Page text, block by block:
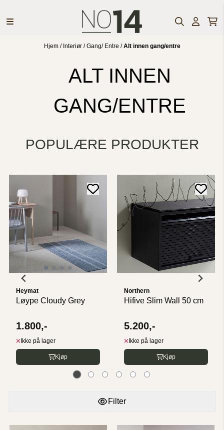
Hjem / Interiør /Gang/ Entre /Alt innen gang/entre
ALT INNEN
GANG/ENTRE
POPULÆRE PRODUKTER
Heymat
Løype Cloudy Grey
1.800,-
Ikke på lager
Kjøp
Northern
Hifive Slim Wall 50 cm
5.200,-
Ikke på lager
Kjøp
Filter